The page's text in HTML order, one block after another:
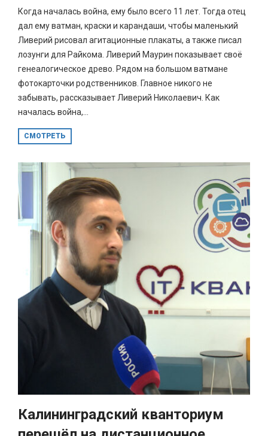
Когда началась война, ему было всего 11 лет. Тогда отец
дал ему ватман, краски и карандаши, чтобы маленький
Ливерий рисовал агитационные плакаты, а также писал
лозунги для Райкома. Ливерий Маурин показывает своё
генеалогическое древо. Рядом на большом ватмане
фотокарточки родственников. Главное никого не
забывать, рассказывает Ливерий Николаевич. Как
началась война,...
СМОТРЕТЬ
Калининградский кванториум